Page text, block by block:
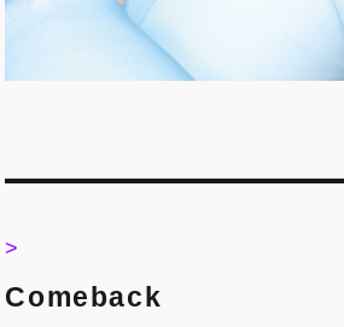
navigation
>
>
Comeback